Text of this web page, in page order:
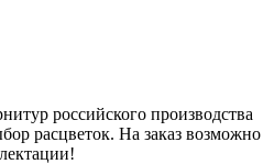
российского производства
расцветок. На заказ возможно